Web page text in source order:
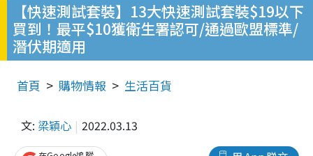
【快速測試套裝】13大快速測試套裝$19以下
買到！最平$10獲衛生署認可/通過歐盟標準/
潛伏期適用
首頁 購物情報 生活百貨
文: 梁穎心 2022.03.13